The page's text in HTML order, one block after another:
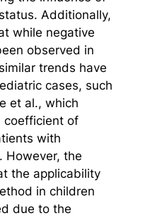
Additionally,
while negative
observed in
trends have
cases, such
et al., which
coefficient of
with
However, the
the applicability
in children
due to the